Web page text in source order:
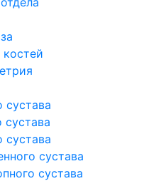
сустава
сустава
сустава
сустава
сустава